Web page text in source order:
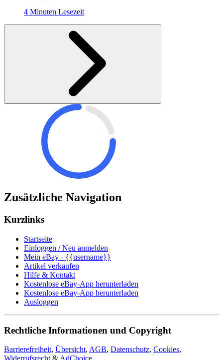
4 Minuten Lesezeit
Zusätzliche Navigation
Kurzlinks
Startseite
Einloggen / Neu anmelden
Mein eBay - {{username}}
Artikel verkaufen
Hilfe & Kontakt
Kostenlose eBay-App herunterladen
Kostenlose eBay-App herunterladen
Ausloggen
Rechtliche Informationen und Copyright
Barrierefreiheit, Übersicht, AGB, Datenschutz, Cookies,